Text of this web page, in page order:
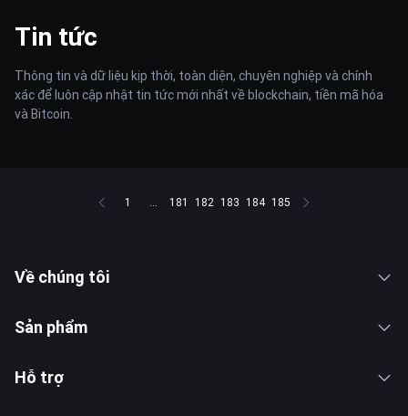
Tin tức
Thông tin và dữ liệu kịp thời, toàn diện, chuyên nghiệp và chính
xác để luôn cập nhật tin tức mới nhất về blockchain, tiền mã hóa
và Bitcoin.
1 ... 181 182 183 184 185
Về chúng tôi
Sản phẩm
Hỗ trợ